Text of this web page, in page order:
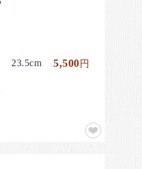
23.5cm 5,500円